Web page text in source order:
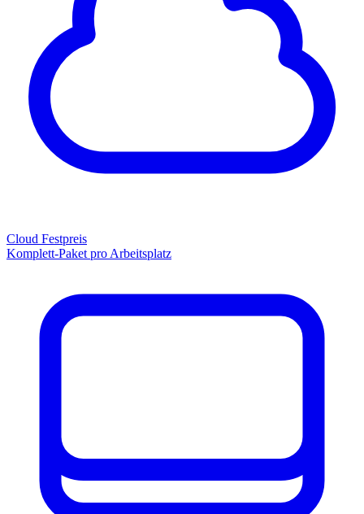
Cloud Festpreis
Komplett-Paket pro Arbeitsplatz